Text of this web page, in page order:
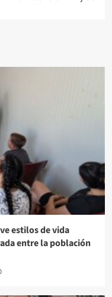
estilos de vida
entre la población